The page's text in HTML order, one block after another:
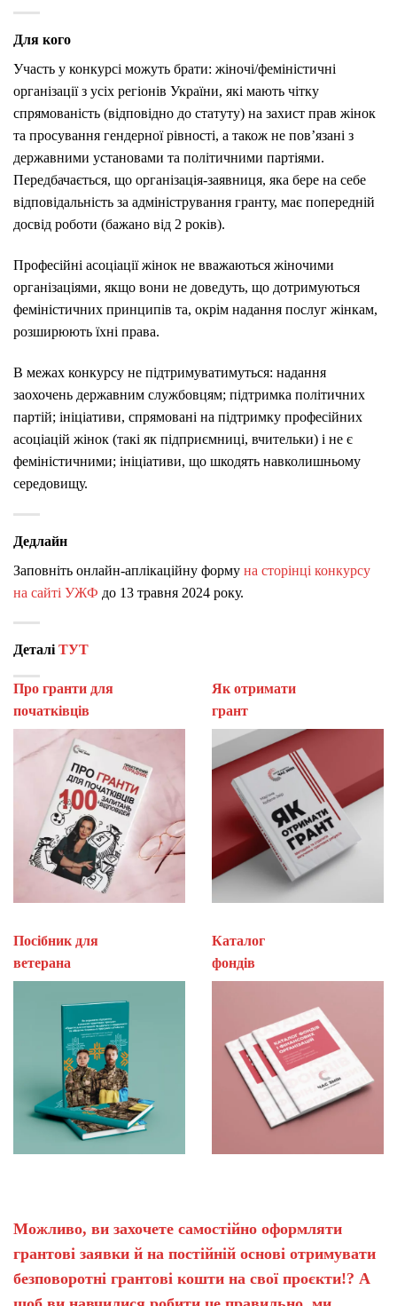
Для кого
Участь у конкурсі можуть брати: жіночі/феміністичні
організації з усіх регіонів України, які мають чітку
спрямованість (відповідно до статуту) на захист прав жінок
та просування гендерної рівності, а також не пов’язані з
державними установами та політичними партіями.
Передбачається, що організація-заявниця, яка бере на себе
відповідальність за адміністрування гранту, має попередній
досвід роботи (бажано від 2 років).
Професійні асоціації жінок не вважаються жіночими
організаціями, якщо вони не доведуть, що дотримуються
феміністичних принципів та, окрім надання послуг жінкам,
розширюють їхні права.
В межах конкурсу не підтримуватимуться: надання
заохочень державним службовцям; підтримка політичних
партій; ініціативи, спрямовані на підтримку професійних
асоціацій жінок (такі як підприємниці, вчительки) і не є
феміністичними; ініціативи, що шкодять навколишньому
середовищу.
Дедлайн
Заповніть онлайн-аплікаційну форму на сторінці конкурсу
на сайті УЖФ до 13 травня 2024 року.
ДеталіТУТ
Про гранти для
початківців
Як отримати
Посібник для
ветерана
Каталог
Можливо, ви захочете самостійно оформляти
грантові заявки й на постійній основі отримувати
безповоротні грантові кошти на свої проєкти!? А